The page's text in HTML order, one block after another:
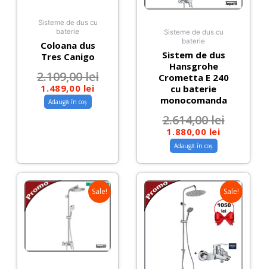
Sisteme de dus cu
baterie
Coloana dus
Tres Canigo
2.109,00lei
1.489,00 lei
Adaugă în coș
Sisteme de dus cu
baterie
Sistem de dus
Hansgrohe
Crometta E 240
cu baterie
monocomanda
2.614,00lei
1.880,00 lei
Adaugă în coș
Sale! Sale!